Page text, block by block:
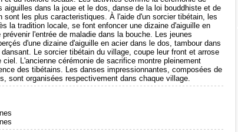
dans la joue et le dos, danse de la loi bouddhiste et de
sont les plus caracteristiques. À l'aide d'un sorcier tibétain, les
la tradition locale, se font enfoncer une dizaine d'aiguille en
l'entrée de maladie dans la bouche. Les jeunes
d'une dizaine d'aiguille en acier dans le dos, tambour dans
Le sorcier tibétain du village, coupe leur front et arrose
ciel. L'ancienne cérémonie de sacrifice montre pleinement
des tibétains. Les danses impressionnantes, composées de
sont organisées respectivement dans chaque village.